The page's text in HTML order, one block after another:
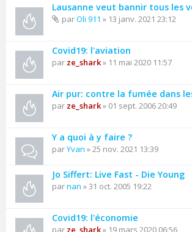
Lausanne veut bannir tous les
parOli 911 » 13 janv. 2021 23:12
Covid19: l'aviation
par ze_shark» 11 mai 2020 11:57
Air pur: contre la fumée dans
par ze_shark» 01 sept. 2006 20:49
Y a quoi à y faire ?
parYvan » 25 nov. 2021 13:39
Jo Siffert: Live Fast - Die Young
parnan » 31 oct. 2005 19:22
Covid19: l'économie
par ze_shark» 19 mars 2020 06:56